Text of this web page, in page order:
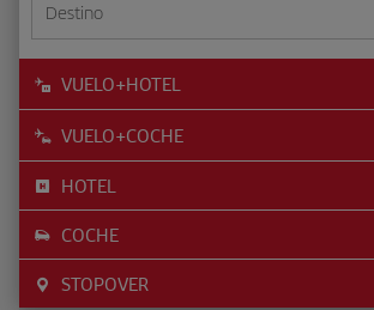
Destino
VUELO+HOTEL
VUELO+COCHE
HOTEL
COCHE
STOPOVER